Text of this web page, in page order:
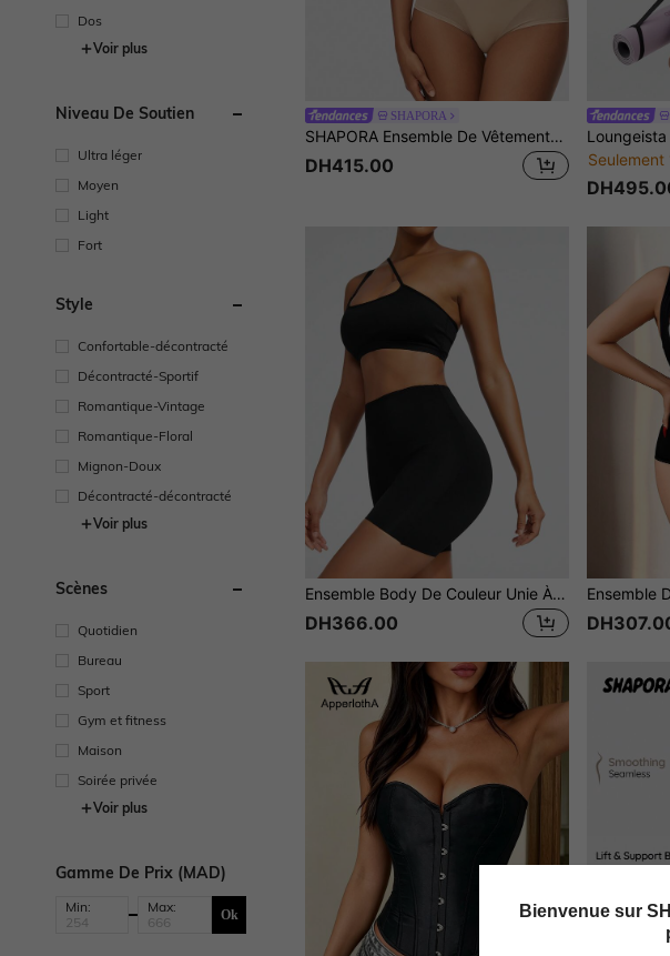
Dos
Voir plus
Niveau De Soutien
Ultra léger
Moyen
Light
Fort
Style
Confortable-décontracté
Décontracté-Sportif
Romantique-Vintage
Romantique-Floral
Mignon-Doux
Décontracté-décontracté
Voir plus
Scènes
Quotidien
Bureau
Sport
Gym et fitness
Maison
Soirée privée
Voir plus
Gamme De Prix (MAD)
Min: Max: Ok
SHAPORA
SHAPORA Ensemble De Vêtements Sculptants Avec Panneau En Maille De Couleur Unie Pour Femmes
DH415.00
Seulement
Ensemble Body De Couleur Unie À Une Épaule
DH366.00
Bienvenue sur